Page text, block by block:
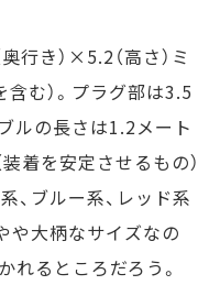
行き）×5.2（高さ）ミ
含む）。プラグ部は3.5
ルの長さは1.2メート
着を安定させるもの）
、ブルー系、レッド系
や大柄なサイズなの
れるところだろう。